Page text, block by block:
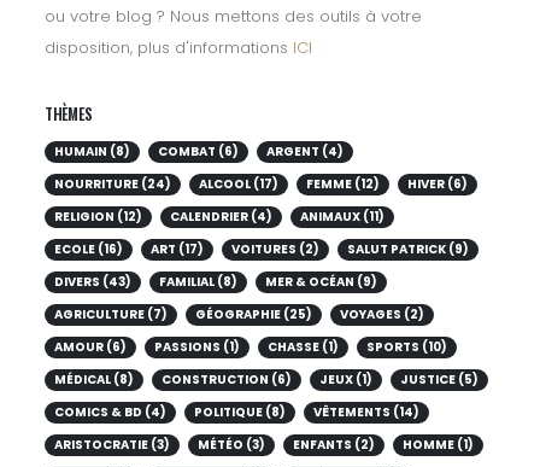
ou votre blog ? Nous mettons des outils à votre
disposition, plus d'informations ICI
THÈMES
HUMAIN (8) COMBAT (6)
ARGENT (4)
NOURRITURE (24)
ALCOOL (17) FEMME (12)
HIVER (6)
RELIGION (12)
CALENDRIER (4)
ANIMAUX (11)
ECOLE (16)
ART (17) VOITURES (2)
SALUT PATRICK (9)
DIVERS (43)
FAMILIAL (8)
MER & OCÉAN (9)
AGRICULTURE (7)
GÉOGRAPHIE (25)
VOYAGES (2)
AMOUR (6)
PASSIONS (1) CHASSE (1)
SPORTS (10)
MÉDICAL (8)
CONSTRUCTION (6) JEUX (1)
JUSTICE (5)
COMICS & BD (4)
POLITIQUE (8)
VÊTEMENTS (14)
ARISTOCRATIE (3)
MÉTÉO (3) ENFANTS (2)
HOMME (1)